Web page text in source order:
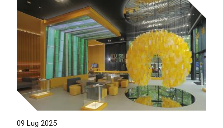
09 Lug 2025